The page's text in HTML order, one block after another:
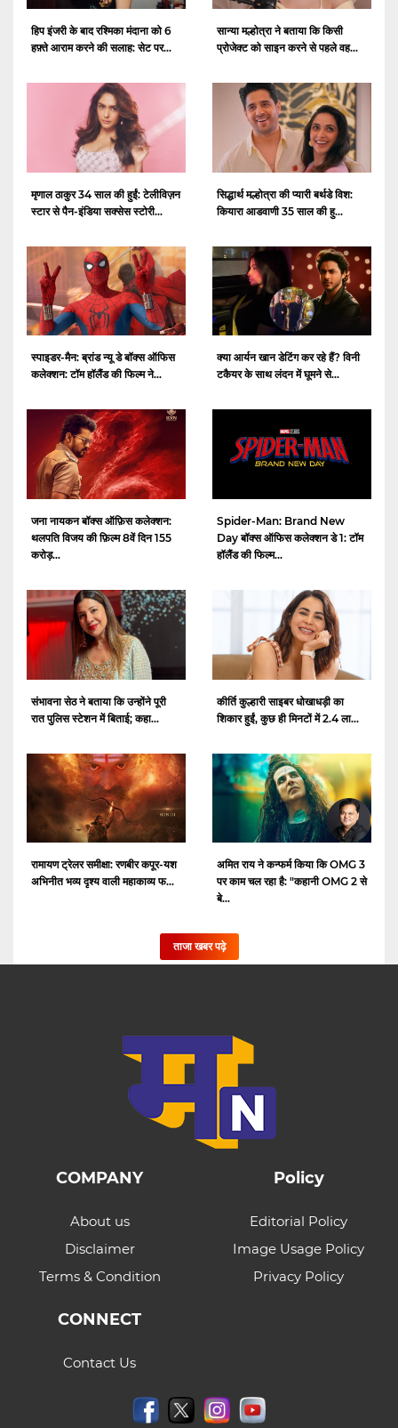
हिप इंजरी के बाद रश्मिका मंदाना को 6
हफ़्ते आराम करने की सलाह: सेट पर...
सान्या मल्होत्रा ​​ने बताया कि किसी
प्रोजेक्ट को साइन करने से पहले वह...
मृणाल ठाकुर 34 साल की हुईं: टेलीविज़न
स्टार से पैन-इंडिया सक्सेस स्टोरी...
सिद्धार्थ मल्होत्रा ​​की प्यारी बर्थडे विश:
कियारा आडवाणी 35 साल की हु...
स्पाइडर-मैन: ब्रांड न्यू डे बॉक्स ऑफिस
कलेक्शन: टॉम हॉलैंड की फिल्म ने...
क्या आर्यन खान डेटिंग कर रहे हैं? विनी
टकैयर के साथ लंदन में घूमने से...
जना नायकन बॉक्स ऑफ़िस कलेक्शन:
थलपति विजय की फ़िल्म 8वें दिन 155
करोड़...
Spider-Man: Brand New
Day बॉक्स ऑफिस कलेक्शन डे 1: टॉम
हॉलैंड की फिल्म...
संभावना सेठ ने बताया कि उन्होंने पूरी
रात पुलिस स्टेशन में बिताई; कहा...
कीर्ति कुल्हारी साइबर धोखाधड़ी का
शिकार हुईं, कुछ ही मिनटों में 2.4 ला...
रामायण ट्रेलर समीक्षा: रणबीर कपूर-यश
अभिनीत भव्य दृश्य वाली महाकाव्य फ...
अमित राय ने कन्फर्म किया कि OMG 3
पर काम चल रहा है: "कहानी OMG 2 से
बे...
ताजा खबर पढ़े
COMPANY
About us
Disclaimer
Terms & Condition
Policy
Editorial Policy
Image Usage Policy
Privacy Policy
CONNECT
Contact Us